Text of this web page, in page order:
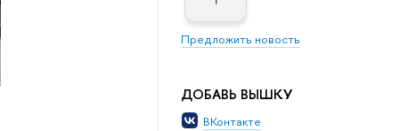
Предложить новость
ДОБАВЬ ВЫШКУ
ВКонтакте